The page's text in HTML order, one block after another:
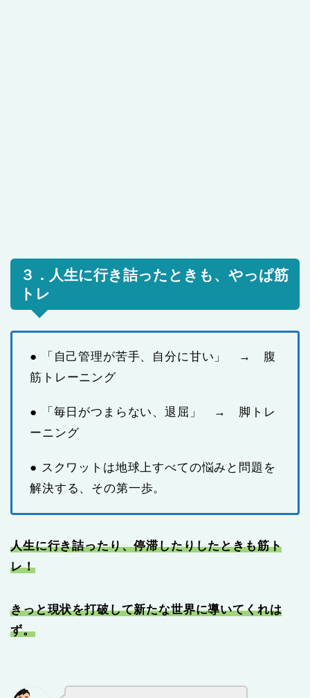
３．人生に行き詰ったときも、やっぱ筋
トレ
● 「自己管理が苦手、自分に甘い」 → 腹
筋トレーニング
● 「毎日がつまらない、退屈」 → 脚トレ
ーニング
● スクワットは地球上すべての悩みと問題を
解決する、その第一歩。
人生に行き詰ったり、停滞したりしたときも筋ト
レ！
きっと現状を打破して新たな世界に導いてくれは
ず。